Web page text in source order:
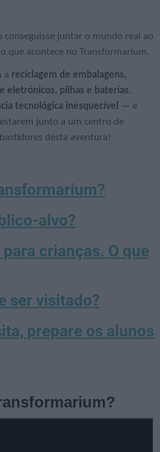
conseguisse juntar o mundo real ao
que acontece no Transformarium.
a reciclagem de embalagens,
eletrónicos, pilhas e baterias,
tecnológica inesquecível
— e
junto a um centro de
desta aventura!
alvo?
crianças. O que
ser visitado?
prepare os alunos